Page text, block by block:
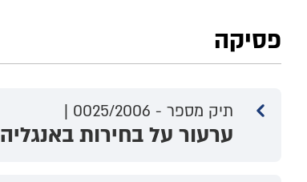
פסיקה
תיק מספר - 0025/2006 |
ערעור על בחירות באנגליה